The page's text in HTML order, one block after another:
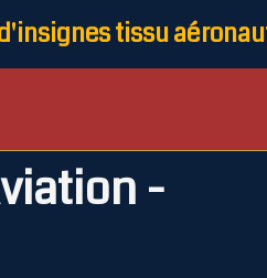
tissu
-